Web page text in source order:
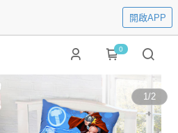
開啟APP
0
1/2